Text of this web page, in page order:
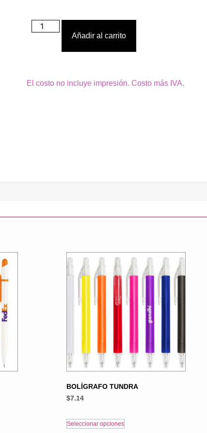
Añadir al carrito
El costo no incluye impresión. Costo más IVA.
BOLÍGRAFO TUNDRA
$7.14
Seleccionar opciones